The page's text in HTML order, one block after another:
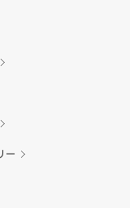
ー